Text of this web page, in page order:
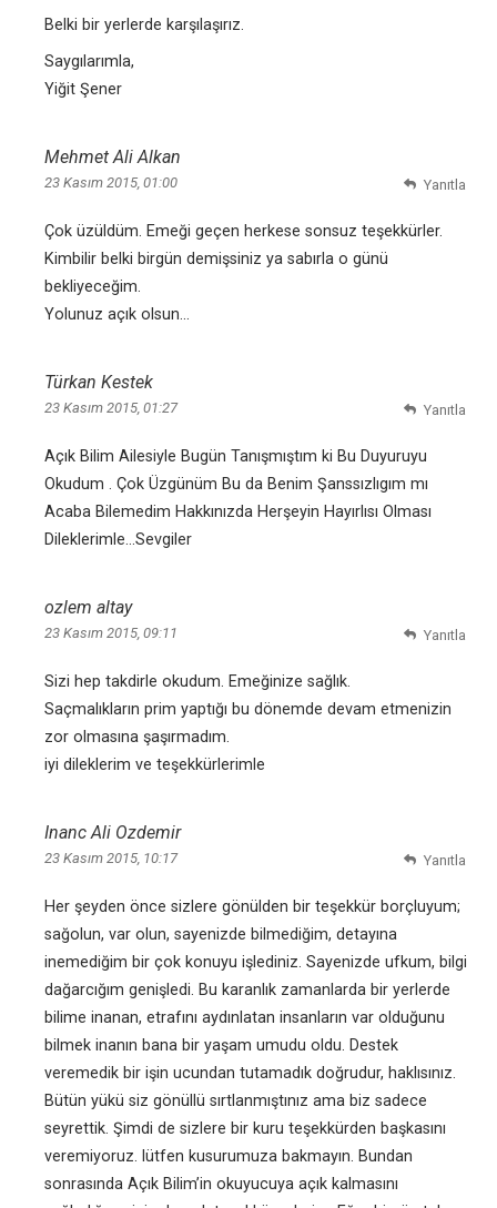
Belki bir yerlerde karşılaşırız.
Saygılarımla,
Yiğit Şener
Mehmet Ali Alkan
23 Kasım 2015, 01:00
Çok üzüldüm. Emeği geçen herkese sonsuz teşekkürler.
Kimbilir belki birgün demişsiniz ya sabırla o günü
bekliyeceğim.
Yolunuz açık olsun…
Yanıtla
Türkan Kestek
23 Kasım 2015, 01:27
Açık Bilim Ailesiyle Bugün Tanışmıştım ki Bu Duyuruyu
Okudum . Çok Üzgünüm Bu da Benim Şanssızlıgım mı
Acaba Bilemedim Hakkınızda Herşeyin Hayırlısı Olması
Dileklerimle…Sevgiler
Yanıtla
ozlem altay
23 Kasım 2015, 09:11
Sizi hep takdirle okudum. Emeğinize sağlık.
Saçmalıkların prim yaptığı bu dönemde devam etmenizin
zor olmasına şaşırmadım.
iyi dileklerim ve teşekkürlerimle
Yanıtla
Inanc Ali Ozdemir
23 Kasım 2015, 10:17
Her şeyden önce sizlere gönülden bir teşekkür borçluyum;
sağolun, var olun, sayenizde bilmediğim, detayına
inemediğim bir çok konuyu işlediniz. Sayenizde ufkum, bilgi
dağarcığım genişledi. Bu karanlık zamanlarda bir yerlerde
bilime inanan, etrafını aydınlatan insanların var olduğunu
bilmek inanın bana bir yaşam umudu oldu. Destek
veremedik bir işin ucundan tutamadık doğrudur, haklısınız.
Bütün yükü siz gönüllü sırtlanmıştınız ama biz sadece
seyrettik. Şimdi de sizlere bir kuru teşekkürden başkasını
veremiyoruz. lütfen kusurumuza bakmayın. Bundan
sonrasında Açık Bilim’in okuyucuya açık kalmasını
Yanıtla